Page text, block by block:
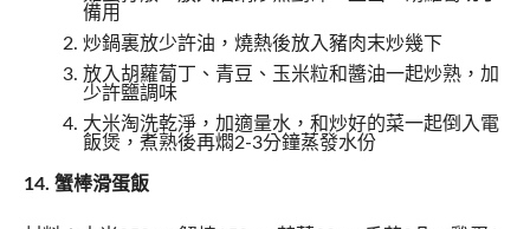
備用
炒鍋裏放少許油，燒熱後放入豬肉末炒幾下
放入胡蘿蔔丁、青豆、玉米粒和醬油一起炒熟，加
少許鹽調味
大米淘洗乾淨，加適量水，和炒好的菜一起倒入電
飯煲，煮熟後再燜2-3分鐘蒸發水份
14. 蟹棒滑蛋飯